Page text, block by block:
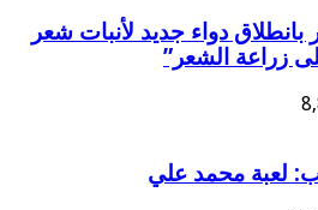
دواء جديد لأنبات شعر
زراعة الشعر”
لعبة محمد علي